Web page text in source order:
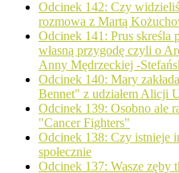
Odcinek 142: Czy
rozmowa z Martą
Odcinek 141: Prus
własną przygodę czyli o
Anny Mędrzeckiej -
Odcinek 140: Mary
Bennet" z udziałem Alicji
Odcinek 139: Osobno ale
"Cancer Fighters"
Odcinek 138: Czy istnieje
społecznie
Odcinek 137: Wasze zęby